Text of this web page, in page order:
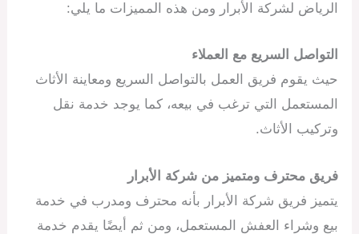
الرياض لشركة الأبرار ومن هذه المميزات ما يلي:
التواصل السريع مع العملاء
حيث يقوم فريق العمل بالتواصل السريع ومعاينة الأثاث
المستعمل التي ترغب في بيعه، كما يوجد خدمة نقل
وتركيب الأثاث.
فريق محترف ومتميز من شركة الأبرار
يتميز فريق شركة الأبرار بأنه محترف ومدرب في خدمة
بيع وشراء العفش المستعمل، ومن ثم أيضًا يقدم خدمة